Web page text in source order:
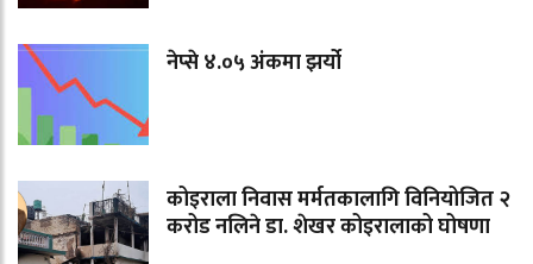
नेप्से ४.०५ अंकमा झर्यो
कोइराला निवास मर्मतकालागि विनियोजित २
करोड नलिने डा. शेखर कोइरालाको घोषणा